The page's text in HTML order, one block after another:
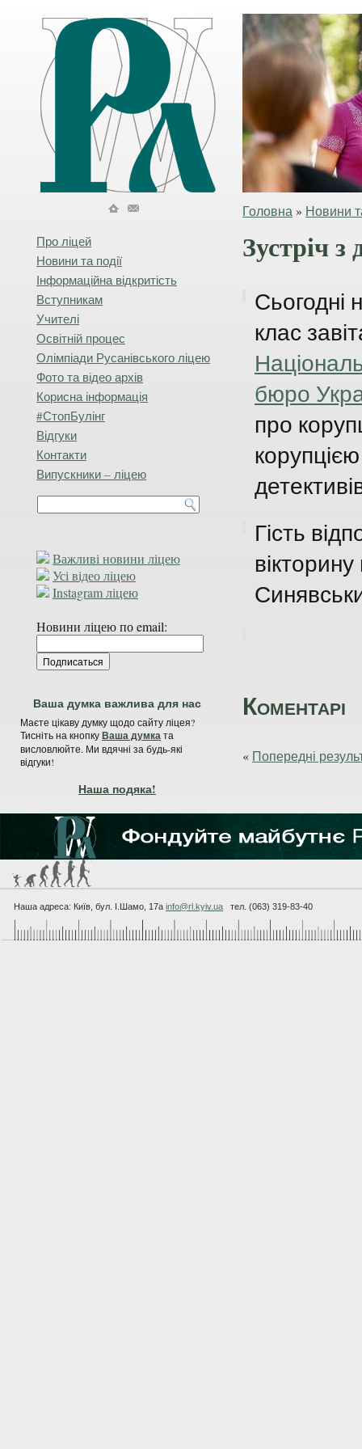
Головна » Новини
Про ліцей
Новини та події
Інформаційна відкритість
Вступникам
Учителі
Освітній процес
Олімпіади Русанівського ліцею
Фото та відео архів
Корисна інформація
#СтопБулінг
Відгуки
Контакти
Випускники – ліцею
Важливі новини ліцею
Усі відео ліцею
Instagram ліцею
Новини ліцею по email:
Ваша думка важлива для нас
Маєте цікаву думку щодо сайту ліцея?
Тисніть на кнопкуВаша думката
висловлюйте. Ми вдячні за будь-які
відгуки!
Наша подяка!
Зустріч
Сьогодні
клас
бюро
про
Гість
Коментарі
« Попередні
Наша адреса: Київ, бул. I.Шамо, 17а info@rl.kyiv.ua тел. (063) 319-83-40